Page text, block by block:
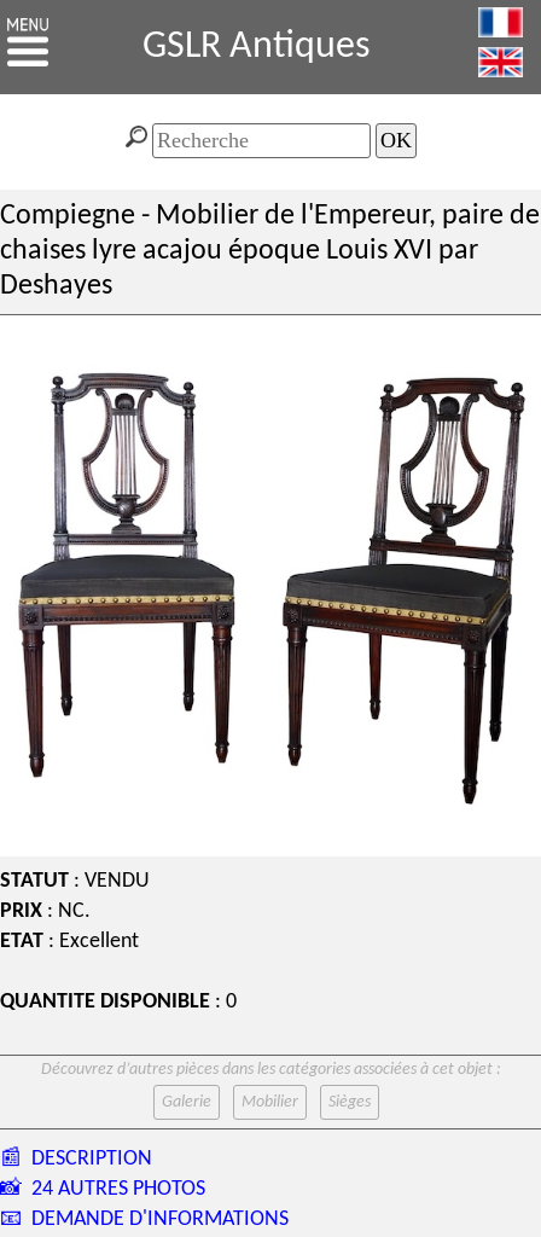
GSLR Antiques
Compiegne - Mobilier de l'Empereur, paire de
chaises lyre acajou époque Louis XVI par
Deshayes
STATUT : VENDU
PRIX : NC.
ETAT : Excellent
QUANTITE DISPONIBLE : 0
Découvrez d’autres pièces dans les catégories associées à cet objet :
Galerie
Mobilier Sièges
📰 DESCRIPTION
📸 24 AUTRES PHOTOS
📧 DEMANDE D'INFORMATIONS